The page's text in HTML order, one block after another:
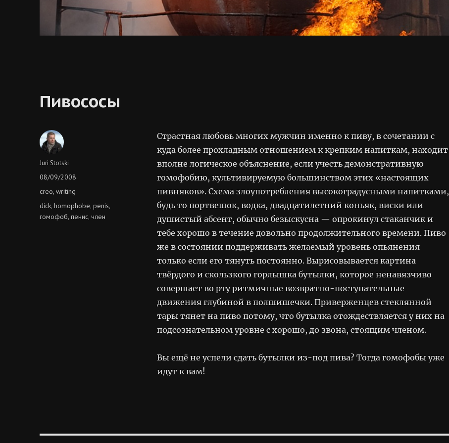
Пивососы
Страстная любовь многих мужчин именно к пиву, в сочетании с
куда более прохладным отношением к крепким напиткам, находит
вполне логическое объяснение, если учесть демонстративную
гомофобию, культивируемую большинством этих «настоящих
пивняков». Схема злоупотребления высокоградусными напитками,
будь то портвешок, водка, двадцатилетний коньяк, виски или
душистый абсент, обычно безыскусна — опрокинул стаканчик и
тебе хорошо в течение довольно продолжительного времени. Пиво
же в состоянии поддерживать желаемый уровень опьянения
только если его тянуть постоянно. Вырисовывается картина
твёрдого и скользкого горлышка бутылки, которое ненавязчиво
совершает во рту ритмичные возвратно-поступательные
движения глубиной в полшишечки. Приверженцев стеклянной
тары тянет на пиво потому, что бутылка отождествляется у них на
подсознательном уровне с хорошо, до звона, стоящим членом.
Вы ещё не успели сдать бутылки из-под пива? Тогда гомофобы уже
идут к вам!
Author
Juri Stotski
Posted
08/09/2008
Categories
creo,writing
Tags
dick,homophobe,penis,
гомофоб,пенис,член